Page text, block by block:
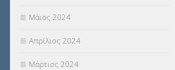
Μάιος 2024
Απρίλιος 2024
Μάρτιος 2024